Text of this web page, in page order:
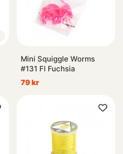
Mini Squiggle Worms
#131 Fl Fuchsia
79 kr